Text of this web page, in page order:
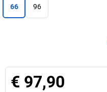
66 96
€ 97,90